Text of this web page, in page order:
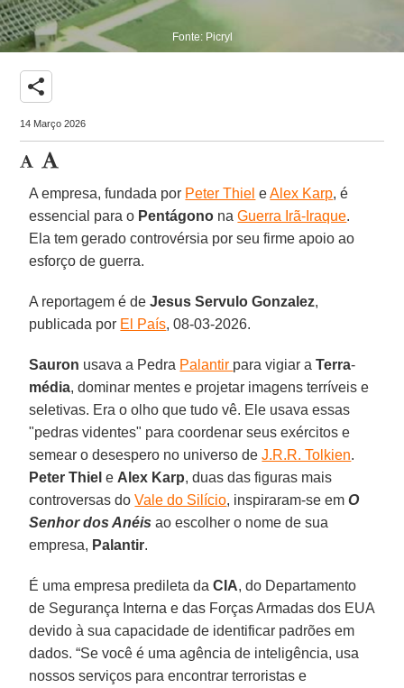
Fonte: Picryl
share
14 Março 2026
A empresa, fundada por Peter Thiel eAlex Karp, é
essencial para o Pentágono naGuerra Irã-Iraque.
Ela tem gerado controvérsia por seu firme apoio ao
esforço de guerra.
A reportagem é deJesus Servulo Gonzalez,
publicada por El País, 08-03-2026.
Sauron usava a Pedra Palantir para vigiar aTerra-
média, dominar mentes e projetar imagens terríveis e
seletivas. Era o olho que tudo vê. Ele usava essas
"pedras videntes" para coordenar seus exércitos e
semear o desespero no universo deJ.R.R. Tolkien.
Peter Thiel e Alex Karp, duas das figuras mais
controversas doVale do Silício, inspiraram-se emO
Senhor dos Anéis ao escolher o nome de sua
empresa, Palantir.
É uma empresa predileta daCIA, do Departamento
de Segurança Interna e das Forças Armadas dos EUA
devido à sua capacidade de identificar padrões em
dados. “Se você é uma agência de inteligência, usa
nossos serviços para encontrar terroristas e